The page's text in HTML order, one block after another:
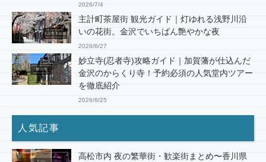
2026/7/4
主計町茶屋街 観光ガイド｜灯ゆれる浅野川沿
いの花街。金沢でいちばん艶やかな夜
2026/6/27
妙立寺(忍者寺)攻略ガイド｜加賀藩が仕込んだ
金沢のからくり寺！予約必須の人気堂内ツアー
を徹底紹介
2026/6/25
人気記事
高松市内 夜の繁華街・歓楽街まとめ〜香川県